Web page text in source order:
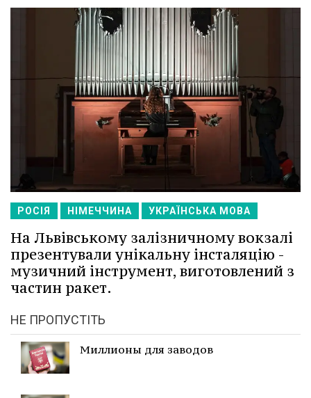
РОСІЯ НІМЕЧЧИНА УКРАЇНСЬКА МОВА
На Львівському залізничному вокзалі
презентували унікальну інсталяцію -
музичний інструмент, виготовлений з
частин ракет.
НЕ ПРОПУСТІТЬ
Миллионы для заводов